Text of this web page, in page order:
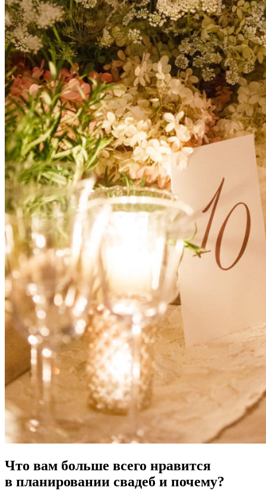
Что вам больше всего нравится
в планировании свадеб и почему?